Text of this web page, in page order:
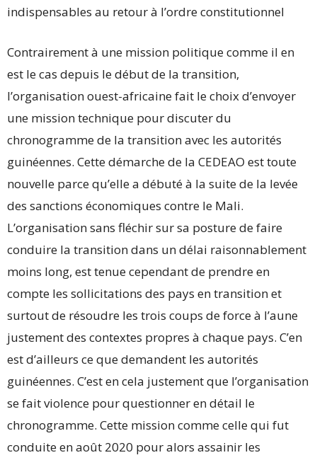
indispensables au retour à l’ordre constitutionnel
Contrairement à une mission politique comme il en
est le cas depuis le début de la transition,
l’organisation ouest-africaine fait le choix d’envoyer
une mission technique pour discuter du
chronogramme de la transition avec les autorités
guinéennes. Cette démarche de la CEDEAO est toute
nouvelle parce qu’elle a débuté à la suite de la levée
des sanctions économiques contre le Mali.
L’organisation sans fléchir sur sa posture de faire
conduire la transition dans un délai raisonnablement
moins long, est tenue cependant de prendre en
compte les sollicitations des pays en transition et
surtout de résoudre les trois coups de force à l’aune
justement des contextes propres à chaque pays. C’en
est d’ailleurs ce que demandent les autorités
guinéennes. C’est en cela justement que l’organisation
se fait violence pour questionner en détail le
chronogramme. Cette mission comme celle qui fut
conduite en août 2020 pour alors assainir les